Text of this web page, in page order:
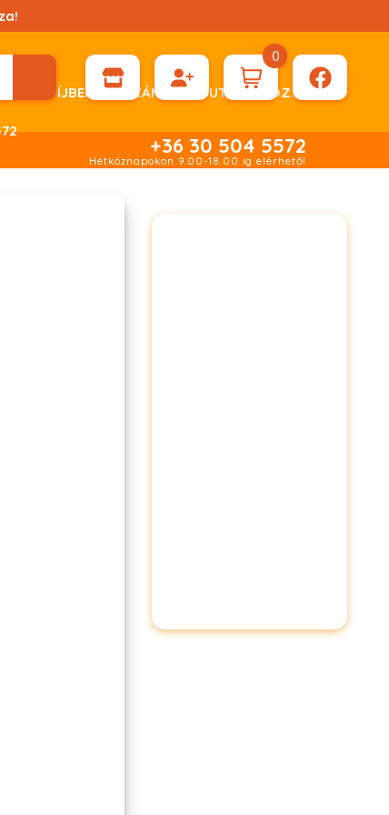
DÍJBEKÉRŐ SZÁMLÁT ÁTUTALÁSHOZ.
0
+36 30 504 5572
Hétköznapokon 9.00-18.00 ig elérhető!